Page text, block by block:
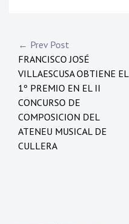
Navegación
de
entradas
← Prev Post
FRANCISCO JOSÉ
VILLAESCUSA OBTIENE EL
1º PREMIO EN EL II
CONCURSO DE
COMPOSICION DEL
ATENEU MUSICAL DE
CULLERA